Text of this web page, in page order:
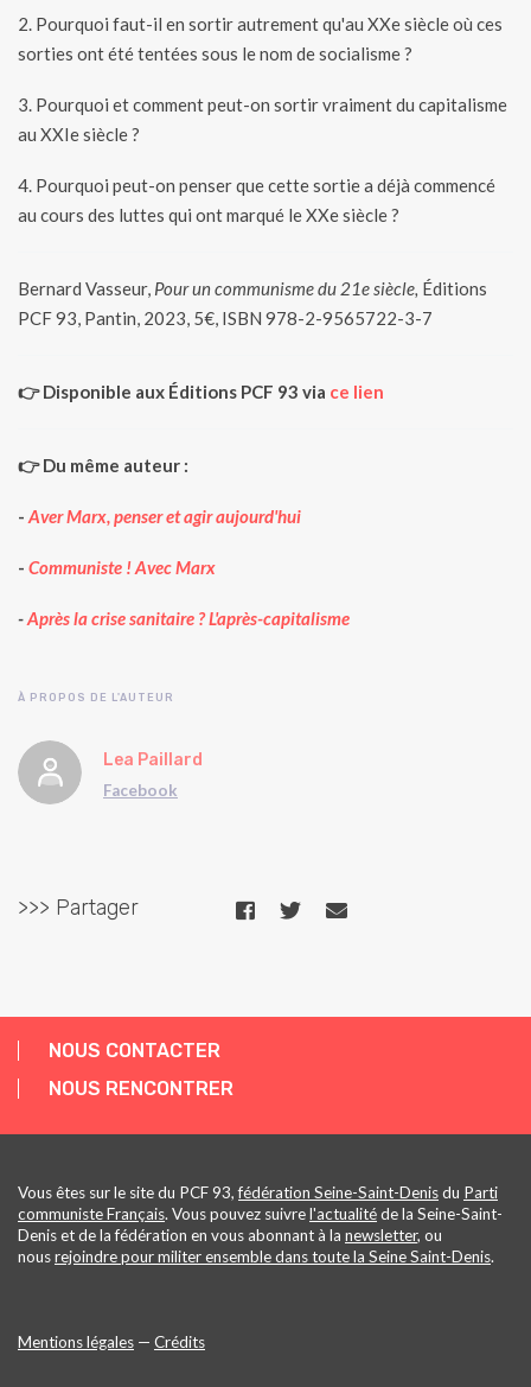
2. Pourquoi faut-il en sortir autrement qu'au XXe siècle où ces
sorties ont été tentées sous le nom de socialisme ?
3. Pourquoi et comment peut-on sortir vraiment du capitalisme
au XXIe siècle ?
4. Pourquoi peut-on penser que cette sortie a déjà commencé
au cours des luttes qui ont marqué le XXe siècle ?
Bernard Vasseur, Pour un communisme du 21e siècle, Éditions
PCF 93, Pantin, 2023, 5€, ISBN 978-2-9565722-3-7
👉 Disponible aux Éditions PCF 93 via ce lien
👉 Du même auteur :
- Aver Marx, penser et agir aujourd'hui
- Communiste ! Avec Marx
-Après la crise sanitaire ? L'après-capitalisme
À PROPOS DE L'AUTEUR
Lea Paillard
Facebook
>>> Partager
NOUS CONTACTER
NOUS RENCONTRER
Vous êtes sur le site du PCF 93,fédération Seine-Saint-Denisdu Parti
communiste Français. Vous pouvez suivrel'actualitéde la Seine-Saint-
Denis et de la fédération en vous abonnant à la newsletter, ou
nousrejoindre pour militer ensemble dans toute la Seine Saint-Denis.
Mentions légales — Crédits